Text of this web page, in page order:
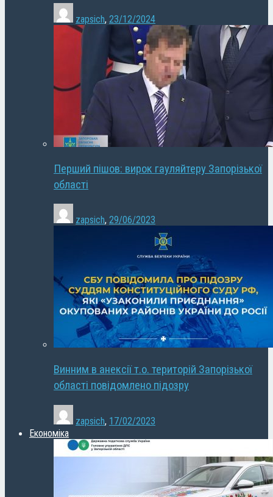
zapsich, 23/12/2024
Перший пішов: вирок гауляйтеру Запорізької
області
zapsich, 29/06/2023
Винним в анексії т.о. територій Запорізької
області повідомлено підозру
zapsich, 17/02/2023
Економіка